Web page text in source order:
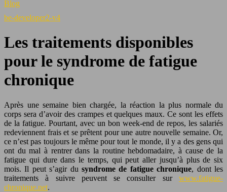
Blog
be-developer2-v4
Les traitements disponibles
pour le syndrome de fatigue
chronique
Après une semaine bien chargée, la réaction la plus normale du
corps sera d’avoir des crampes et quelques maux. Ce sont les effets
de la fatigue. Pourtant, avec un bon week-end de repos, les salariés
redeviennent frais et se prêtent pour une autre nouvelle semaine. Or,
ce n’est pas toujours le même pour tout le monde, il y a des gens qui
ont du mal à rentrer dans la routine hebdomadaire, à cause de la
fatigue qui dure dans le temps, qui peut aller jusqu’à plus de six
mois. Il peut s’agir du syndrome de fatigue chronique, dont les
traitements à suivre peuvent se consulter sur www.fatigue-
chronique.net.